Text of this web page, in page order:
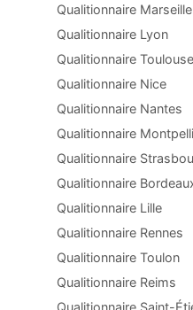
Qualitionnaire Marseille
Qualitionnaire Lyon
Qualitionnaire Toulouse
Qualitionnaire Nice
Qualitionnaire Nantes
Qualitionnaire
Qualitionnaire
Qualitionnaire
Qualitionnaire Lille
Qualitionnaire Rennes
Qualitionnaire Toulon
Qualitionnaire Reims
Qualitionnaire Saint-